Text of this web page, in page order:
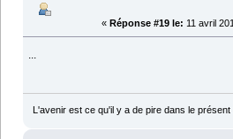
« Réponse #19 le: 11 avril
...
L'avenir est ce qu'il y a de pire dans le présent